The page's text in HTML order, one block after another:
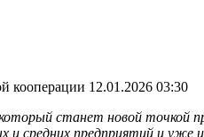
кооперации 12.01.2026 03:30
станет новой точкой
средних предприятий и уже